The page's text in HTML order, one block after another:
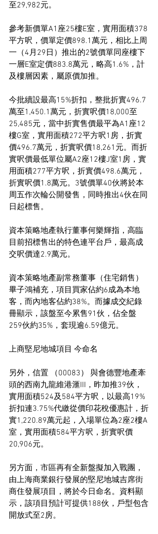
至29,982元。
參考新價單A1座25樓E室，實用面積378
平方呎，價單定價898.1萬元，相比上周
一（4月29日）推出的2號價單同座樓下
一層E室定價883.8萬元，略高1.6%，計
及樓層因素，屬原價加推。
今批續設最高15%折扣，整批折實496.7
萬至1,450.1萬元，折實呎價18,000至
25,485元，當中折實售價最平為A1座12
樓G室，實用面積272平方呎1房，折實
價496.7萬元，折實呎價18,261元。而折
實呎價最低單位屬A2座12樓J室1房，實
用面積277平方呎，折實價498.6萬元，
折實呎價1.8萬元。3號價單40伙將於本
周五作次輪公開發售，同時推出4伙在同
日起標售。
資本策略地產執行董事何樂輝指，高臨
目前招標售出的特色連平台戶，最高成
交呎價達2.9萬元。
資本策略地產副常務董事（住宅銷售）
畢子鴻補充，項目買家佔約6成為本地
客，而內地客佔約38%。而據成交紀錄
冊顯示，該盤至今累售91伙，佔全盤
259伙約35%，套現逾6.59億元。
上商堅尼地城項目 今命名
另外，信置 （00083） 與會德豐地產牽
頭的西南九龍維港滙III，昨加推39伙，
實用面積524及584平方呎，以最高19%
折扣連3.75%代繳從價印花稅優惠計，折
實1,220.89萬元起，入場單位為2座2樓A
室，實用面積584平方呎，折實呎價
20,906元。
另方面，市區再有全新盤擬加入戰團，
由上海商業銀行發展的堅尼地城吉席街
商住發展項目，將於今日命名。資料顯
示，該項目預計可提供188伙，戶型包含
開放式至2房。